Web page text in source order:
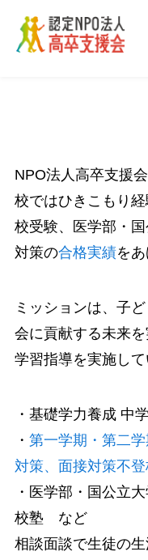
NPO法人高卒支援
校ではひきこもり
校受験、医学部・
対策の合格実績をあ
ミッションは、子
会に貢献する未来
学習指導を実施して
・基礎学力養成 中
・ 第一学期・第二
対策、面接対策不
・医学部・国公立
校塾 など
相談面談で生徒の